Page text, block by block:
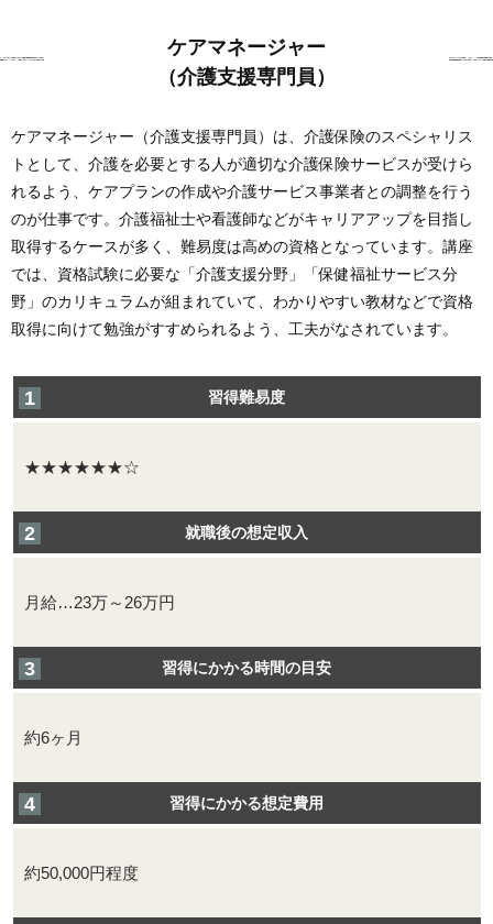
ケアマネージャー
（介護支援専門員）
ケアマネージャー（介護支援専門員）は、介護保険のスペシャリス
トとして、介護を必要とする人が適切な介護保険サービスが受けら
れるよう、ケアプランの作成や介護サービス事業者との調整を行う
のが仕事です。介護福祉士や看護師などがキャリアアップを目指し
取得するケースが多く、難易度は高めの資格となっています。講座
では、資格試験に必要な「介護支援分野」「保健福祉サービス分
野」のカリキュラムが組まれていて、わかりやすい教材などで資格
取得に向けて勉強がすすめられるよう、工夫がなされています。
習得難易度
★★★★★★☆
就職後の想定収入
月給…23万～26万円
習得にかかる時間の目安
約6ヶ月
習得にかかる想定費用
約50,000円程度